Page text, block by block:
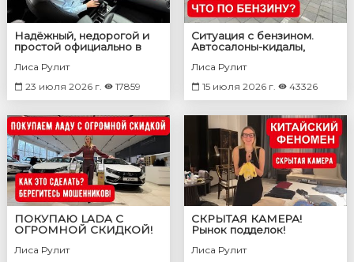
Надёжный, недорогой и
простой официально в
Веста
Лиса Рулит
23 июля 2026 г.
17859
Ситуация с бензином.
Автосалоны-кидалы,
Волга
Лиса Рулит
15 июля 2026 г.
43326
ПОКУПАЮ LADA С
ОГРОМНОЙ СКИДКОЙ!
Лиса Рулит
СКРЫТАЯ КАМЕРА!
Рынок подделок!
дешевле
Лиса Рулит